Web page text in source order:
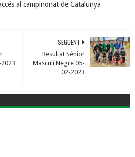
al campinonat de Catalunya
SEGÜENT
Resultat Sènior
Masculí Negre 05-
02-2023